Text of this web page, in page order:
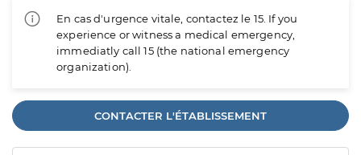
En cas d'urgence vitale, contactez le 15. If you
experience or witness a medical emergency,
immediatly call 15 (the national emergency
organization).
CONTACTER L'ÉTABLISSEMENT